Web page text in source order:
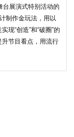
展演式特别活动的
制作金玩法，用以
现“创造”和“破圈”的
节目看点，用流行